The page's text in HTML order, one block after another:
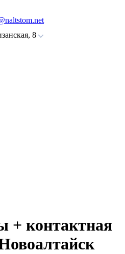
8
+ контактная